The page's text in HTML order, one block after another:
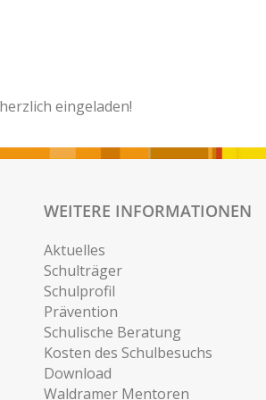
eingeladen!
WEITERE INFORMATIONEN
Aktuelles
Schulträger
Schulprofil
Prävention
Schulische Beratung
Kosten des Schulbesuchs
Download
Waldramer Mentoren